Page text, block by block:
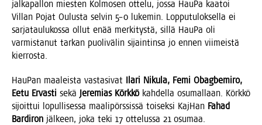
jal­ka­pal­lon mies­ten Kol­mo­sen otte­lu, jos­sa Hau­Pa kaa­toi
Vil­lan Pojat Oulus­ta sel­vin 5–0 luke­min. Lop­pu­tu­lok­sel­la ei
sar­ja­tau­lu­kos­sa ollut enää mer­ki­tys­tä, sil­lä Hau­Pa oli
var­mis­ta­nut tar­kan puo­li­vä­lin sijain­tin­sa jo ennen vii­meis­tä
kierrosta.
Hau­Pan maa­leis­ta vas­ta­si­vat Ila­ri Niku­la, Femi Obag­be­mi­ro,
Eetu Ervas­ti sekä Jere­mias Körk­kökah­del­la osu­mal­laan. Körk­kö
sijoit­tui lopul­li­ses­sa maa­li­pörs­sis­sä toi­sek­si Kaj­Han Fahad
Bar­di­ron jäl­keen, joka teki 17 otte­lus­sa 21 osumaa.